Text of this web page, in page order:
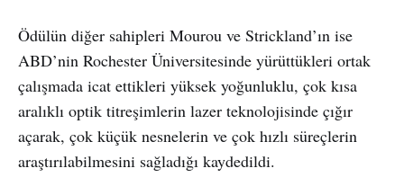
Ödülün diğer sahipleri Mourou ve Strickland’ın ise
ABD’nin Rochester Üniversitesinde yürüttükleri ortak
çalışmada icat ettikleri yüksek yoğunluklu, çok kısa
aralıklı optik titreşimlerin lazer teknolojisinde çığır
açarak, çok küçük nesnelerin ve çok hızlı süreçlerin
araştırılabilmesini sağladığı kaydedildi.